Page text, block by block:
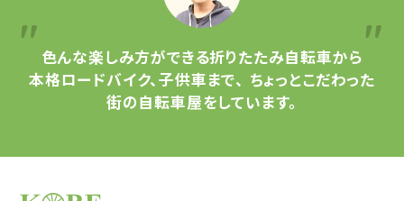
色んな楽しみ方ができる折りたたみ自転車から
本格ロードバイク、子供車まで、 ちょっとこだわった
街の自転車屋をしています。